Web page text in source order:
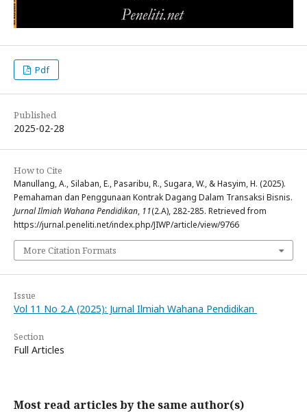
Pdf
Published
2025-02-28
How to Cite
Manullang, A., Silaban, E., Pasaribu, R., Sugara, W., & Hasyim, H. (2025).
Pemahaman dan Penggunaan Kontrak Dagang Dalam Transaksi Bisnis.
Jurnal Ilmiah Wahana Pendidikan, 11(2.A), 282-285. Retrieved from
https://jurnal.peneliti.net/index.php/JIWP/article/view/9766
More Citation Formats
Issue
Vol 11 No 2.A (2025): Jurnal Ilmiah Wahana Pendidikan
Section
Full Articles
Most read articles by the same author(s)